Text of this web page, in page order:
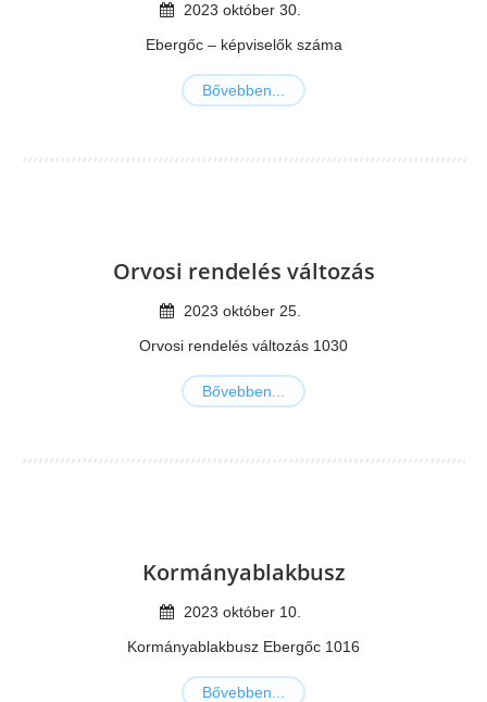
2023 október 30
Ebergőc – képviselők száma
Bővebben...
Orvosi rendelés változás
2023 október 25
Orvosi rendelés változás 1030
Bővebben...
Kormányablakbusz
2023 október 10
Kormányablakbusz Ebergőc 1016
Bővebben...